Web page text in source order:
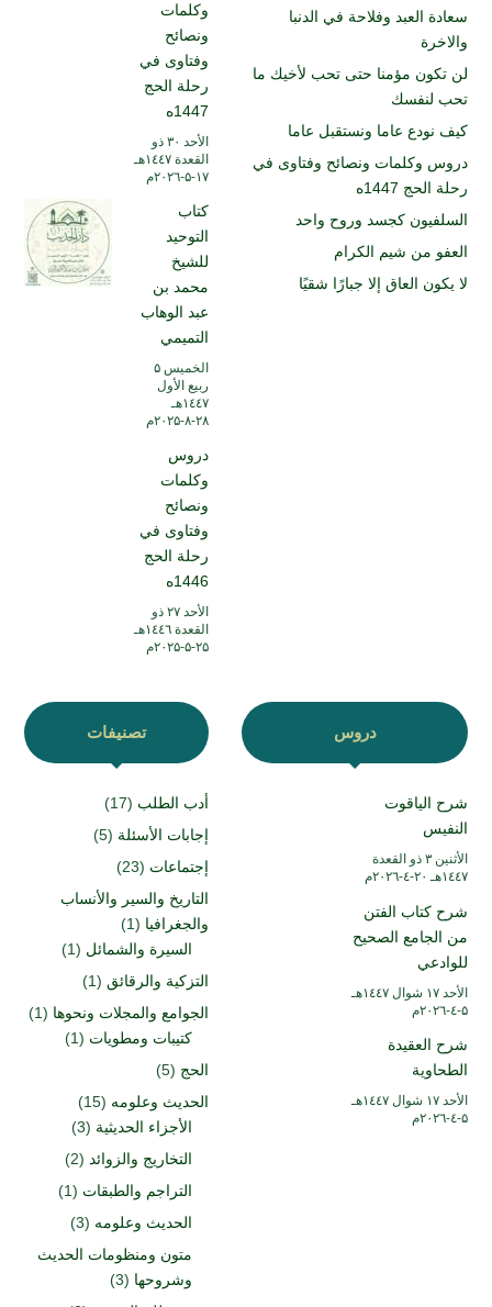
سعادة العبد وفلاحة في الدنبا
والاخرة
لن تكون مؤمنا حتى تحب لأخيك ما
تحب لنفسك
كيف نودع عاما ونستقبل عاما
دروس وكلمات ونصائح وفتاوى في
رحلة الحج 1447ه
السلفيون كجسد وروح واحد
العفو من شيم الكرام
لا يكون العاق إلا جبارًا شقيًا
وكلمات
ونصائح
وفتاوى في
رحلة الحج
1447ه
الأحد ۳۰ ذو
القعدة ۱٤٤۷هـ
۱۷-۵-۲۰۲٦م
كتاب
التوحيد
للشيخ
محمد بن
عبد الوهاب
التميمي
الخميس ۵
ربيع الأول
۱٤٤۷هـ
۲۸-۸-۲۰۲۵م
دروس
وكلمات
ونصائح
وفتاوى في
رحلة الحج
1446ه
الأحد ۲۷ ذو
القعدة ۱٤٤٦هـ
۲۵-۵-۲۰۲۵م
دروس
شرح الياقوت
النفيس
الأثنين ۳ ذو القعدة
۱٤٤۷هـ ۲۰-٤-۲۰۲٦م
شرح كتاب الفتن
من الجامع الصحيح
للوادعي
الأحد ۱۷ شوال ۱٤٤۷هـ
۵-٤-۲۰۲٦م
شرح العقيدة
الطحاوية
الأحد ۱۷ شوال ۱٤٤۷هـ
۵-٤-۲۰۲٦م
تصنيفات
أدب الطلب (17)
إجابات الأسئلة (5)
إجتماعات (23)
التاريخ والسير والأنساب
والجغرافيا (1)
السيرة والشمائل (1)
التزكية والرقائق (1)
الجوامع والمجلات ونحوها (1)
كتيبات ومطويات (1)
الحج (5)
الحديث وعلومه (15)
الأجزاء الحديثية (3)
التخاريج والزوائد (2)
التراجم والطبقات (1)
الحديث وعلومه (3)
متون ومنظومات الحديث
وشروحها (3)